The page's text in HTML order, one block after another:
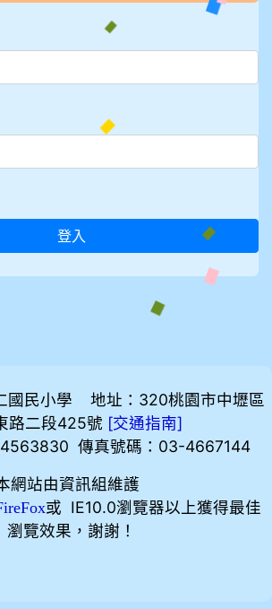
登入
國民小學 地址：320桃園市中壢區
路二段425號 [交通指南]
傳真號碼：03-4667144
網站由資訊組維護
或 IE10.0瀏覽器以上獲得最佳
瀏覽效果，謝謝！